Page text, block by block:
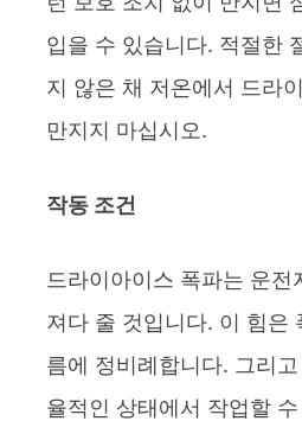
입을 수 있습니다. 적절한
지 않은 채 저온에서 드라
만지지 마십시오.
작동 조건
드라이아이스 폭파는 운
져다 줄 것입니다. 이 힘은
름에 정비례합니다. 그리
율적인 상태에서 작업할